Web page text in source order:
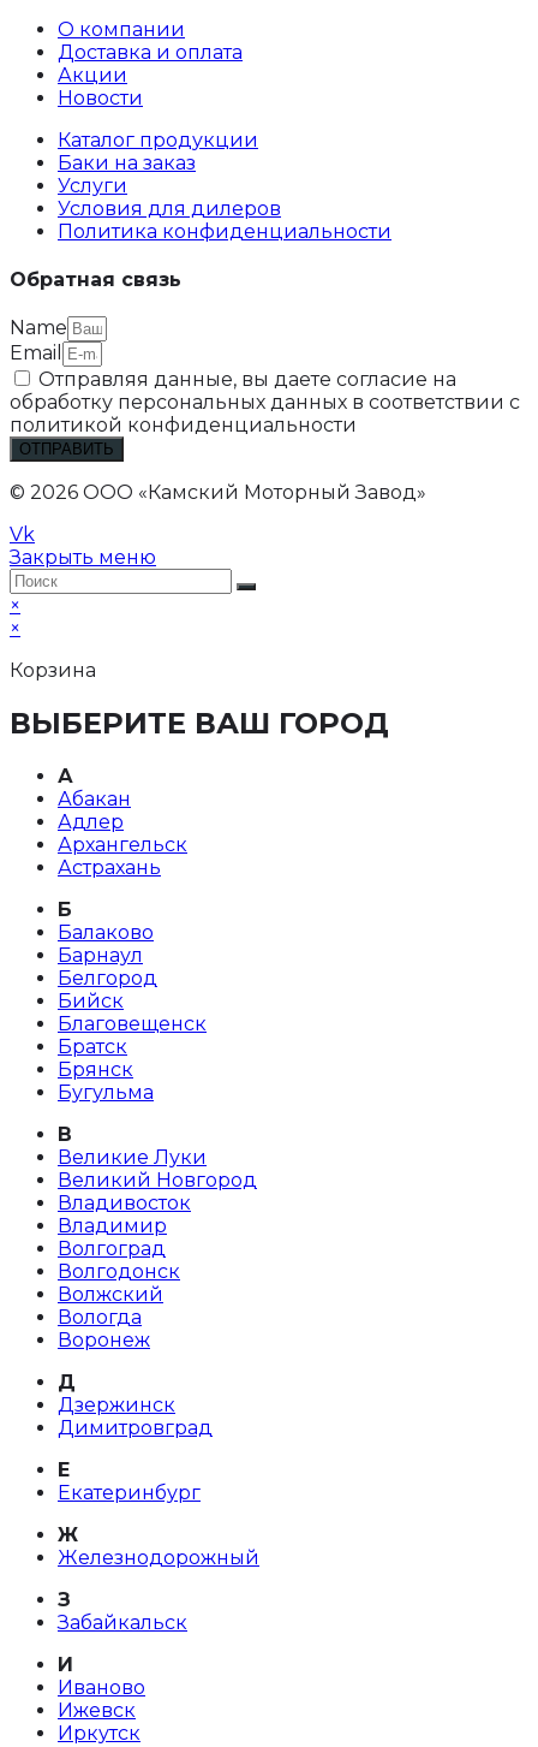
О компании
Доставка и оплата
Акции
Новости
Каталог продукции
Баки на заказ
Услуги
Условия для дилеров
Политика конфиденциальности
Обратная связь
Name
Email
Отправляя данные, вы даете согласие на
обработку персональных данных в соответствии с
политикой конфиденциальности
ОТПРАВИТЬ
© 2026 ООО «Камский Моторный Завод»
Vk
Закрыть меню
×
×
Корзина
ВЫБЕРИТЕ ВАШ ГОРОД
А
Абакан
Адлер
Архангельск
Астрахань
Б
Балаково
Барнаул
Белгород
Бийск
Благовещенск
Братск
Брянск
Бугульма
В
Великие Луки
Великий Новгород
Владивосток
Владимир
Волгоград
Волгодонск
Волжский
Вологда
Воронеж
Д
Дзержинск
Димитровград
Е
Екатеринбург
Ж
Железнодорожный
З
Забайкальск
И
Иваново
Ижевск
Иркутск